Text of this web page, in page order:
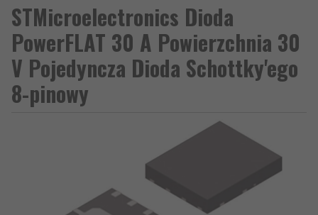
STMicroelectronics Dioda
PowerFLAT 30 A Powierzchnia 30
V Pojedyncza Dioda Schottky'ego
8-pinowy